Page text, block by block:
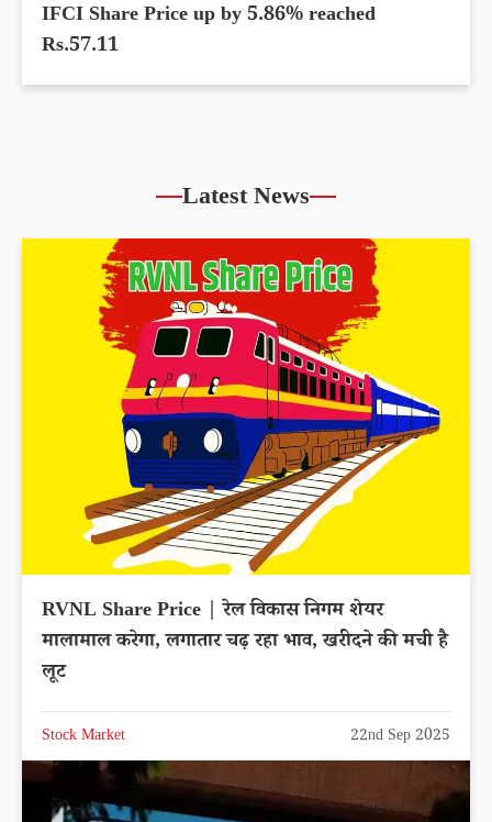
IFCI Share Price up by 5.86% reached
Rs.57.11
Latest News
RVNL Share Price | रेल विकास निगम शेयर
मालामाल करेगा, लगातार चढ़ रहा भाव, खरीदने की मची है
लूट
Stock Market 22nd Sep 2025